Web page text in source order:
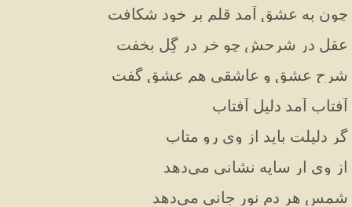
چون به عشق آمد قلم بر خود شکافت
عقل در شرحش چو خر در گِل بخفت
شرح عشق و عاشقی هم عشق گفت
آفتاب آمد دلیل آفتاب
گر دلیلت باید از وی رو متاب
از وی ار سایه نشانی می‌دهد
شمس هر دم نور جانی می‌دهد